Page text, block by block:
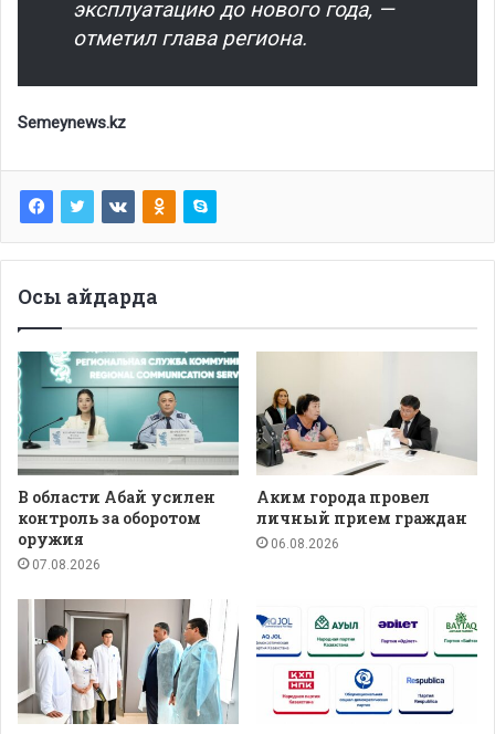
эксплуатацию до нового года, —
отметил глава региона.
Semeynews.kz
Осы айдарда
В области Абай усилен
контроль за оборотом
оружия
07.08.2026
Аким города провел
личный прием граждан
06.08.2026